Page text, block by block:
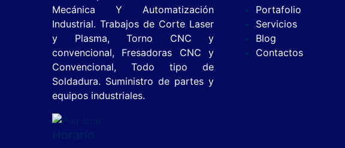
Mecánica Y Automatización
Industrial. Trabajos de Corte Laser
y Plasma, Torno CNC y
convencional, Fresadoras CNC y
Convencional, Todo tipo de
Soldadura. Suministro de partes y
equipos industriales.
Horario
Portafolio
Servicios
Blog
Contactos